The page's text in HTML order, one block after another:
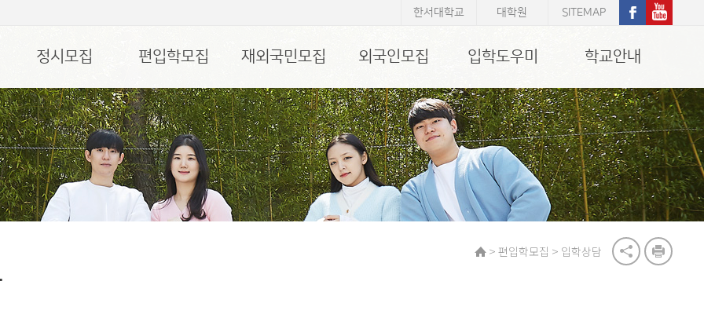
한서대학교 대학원 SITEMAP
정시모집 편입학모집 재외국민모집 외국인모집 입학도우미 학교안내
> 편입학모집 > 입학상담